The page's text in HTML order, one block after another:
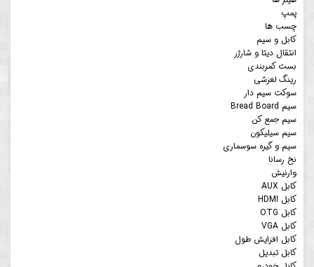
پمپ
چسب ها
کابل و سیم
انتقال دیتا و شارژر
بست کمربندی
رینگ لغزشی
سوکت سیم دار
سیم Bread Board
سیم جمع کن
سیم سیلیکون
سیم و گیره سوسماری
نخ رسانا
وارنیش
کابل AUX
کابل HDMI
کابل OTG
کابل VGA
کابل افزایش طول
کابل تبدیل